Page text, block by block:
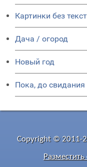
Картинки без
Дача / огород
Новый год
Пока, до свидания
Copyright © 2011-